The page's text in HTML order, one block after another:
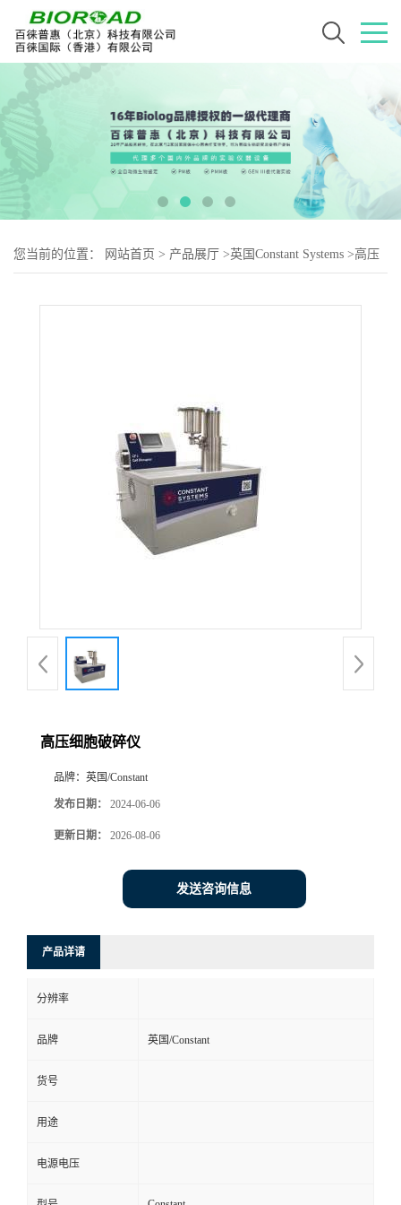
您当前的位置： 网站首页 > 产品展厅 >英国Constant Systems >高压
高压细胞破碎仪
品牌： 英国/Constant
发布日期： 2024-06-06
更新日期： 2026-08-06
发送咨询信息
产品详请
分辨率
品牌 英国/Constant
货号
用途
电源电压